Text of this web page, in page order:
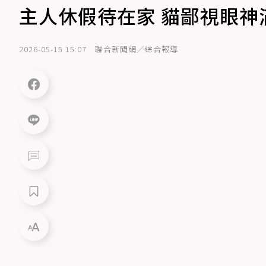
主人休假待在家 貓鄙視眼
2026-05-15 15:07 聯合新聞網／綜合報導